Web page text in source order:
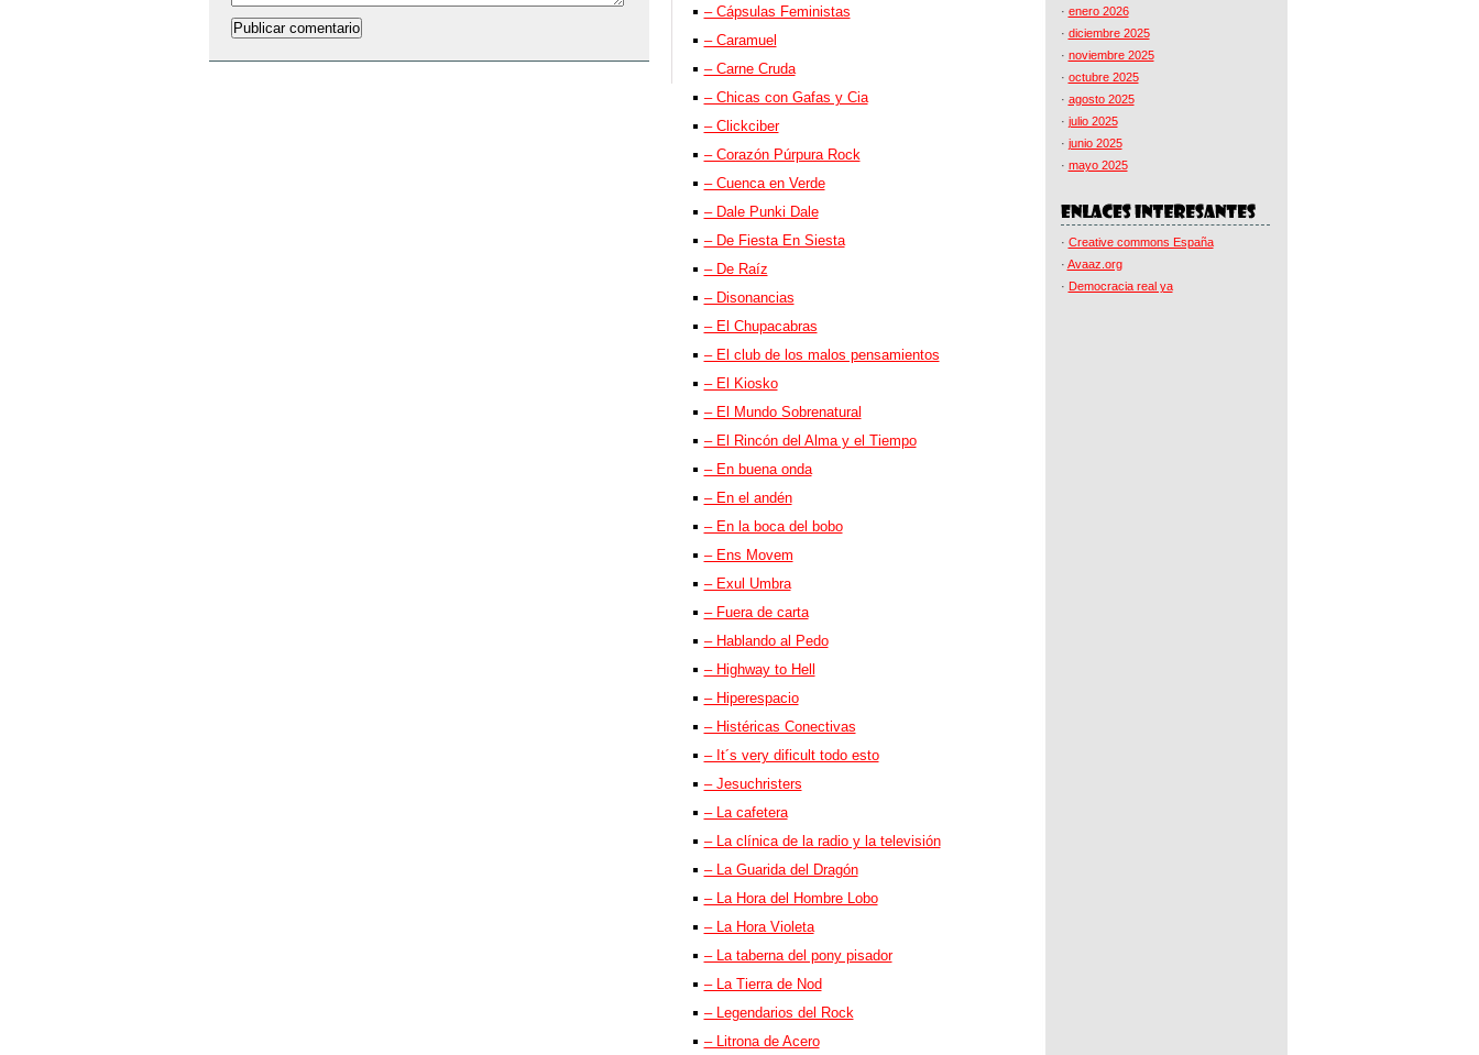
– Cápsulas Feministas
– Caramuel
– Carne Cruda
– Chicas con Gafas y Cia
– Clickciber
– Corazón Púrpura Rock
– Cuenca en Verde
– Dale Punki Dale
– De Fiesta En Siesta
– De Raíz
– Disonancias
– El Chupacabras
– El club de los malos pensamientos
– El Kiosko
– El Mundo Sobrenatural
– El Rincón del Alma y el Tiempo
– En buena onda
– En el andén
– En la boca del bobo
– Ens Movem
– Exul Umbra
– Fuera de carta
– Hablando al Pedo
– Highway to Hell
– Hiperespacio
– Histéricas Conectivas
– It´s very dificult todo esto
– Jesuchristers
– La cafetera
– La clínica de la radio y la televisión
– La Guarida del Dragón
– La Hora del Hombre Lobo
– La Hora Violeta
– La taberna del pony pisador
– La Tierra de Nod
– Legendarios del Rock
– Litrona de Acero
· enero 2026
· diciembre 2025
· noviembre 2025
· octubre 2025
· agosto 2025
· julio 2025
· junio 2025
· mayo 2025
· Creative commons España
· Avaaz.org
· Democracia real ya